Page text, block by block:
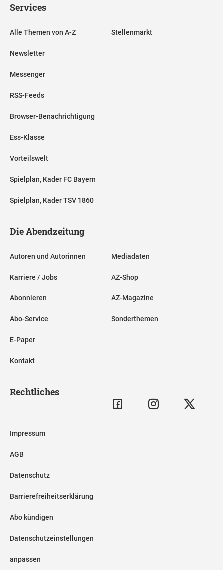
Services
Alle Themen von A-Z
Newsletter
Messenger
RSS-Feeds
Browser-Benachrichtigung
Ess-Klasse
Vorteilswelt
Spielplan, Kader FC Bayern
Spielplan, Kader TSV 1860
Stellenmarkt
Die Abendzeitung
Autoren und Autorinnen
Karriere / Jobs
Abonnieren
Abo-Service
E-Paper
Kontakt
Mediadaten
AZ-Shop
AZ-Magazine
Sonderthemen
Rechtliches
Impressum
AGB
Datenschutz
Barrierefreiheitserklärung
Abo kündigen
Datenschutzeinstellungen
anpassen